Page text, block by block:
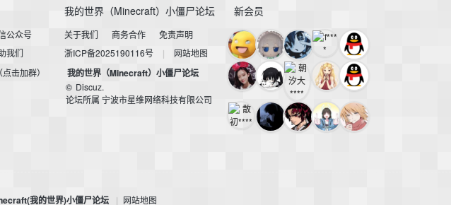
公众号
我们
点击加群）
我的世界（Minecraft）小僵尸论坛
关于我们 商务合作
免责声明
浙ICP备2025190116号
| 网站地图
我的世界（Minecraft）小僵尸论坛
© Discuz.
论坛所属 宁波市星维网络科技有限公司
新会员
我的世界)小僵尸论坛 网站地图